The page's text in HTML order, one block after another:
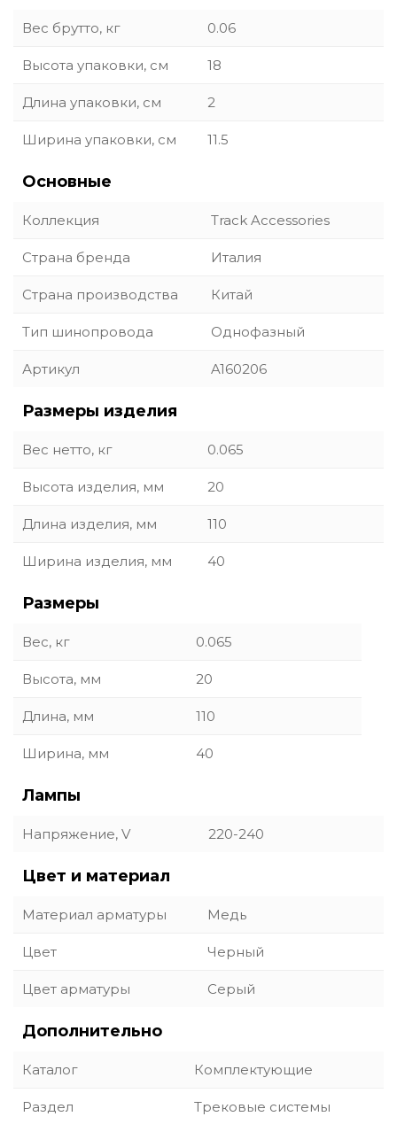
Вес брутто, кг 0.06
Высота упаковки, см 18
Длина упаковки, см 2
Ширина упаковки, см 11.5
Основные
Коллекция Track Accessories
Страна бренда Италия
Страна производства Китай
Тип шинопровода Однофазный
Артикул A160206
Размеры изделия
Вес нетто, кг 0.065
Высота изделия, мм 20
Длина изделия, мм 110
Ширина изделия, мм 40
Размеры
Вес, кг 0.065
Высота, мм 20
Длина, мм 110
Ширина, мм 40
Лампы
Напряжение, V 220-240
Цвет и материал
Материал арматуры Медь
Цвет Черный
Цвет арматуры Серый
Дополнительно
Каталог Комплектующие
Раздел Трековые системы